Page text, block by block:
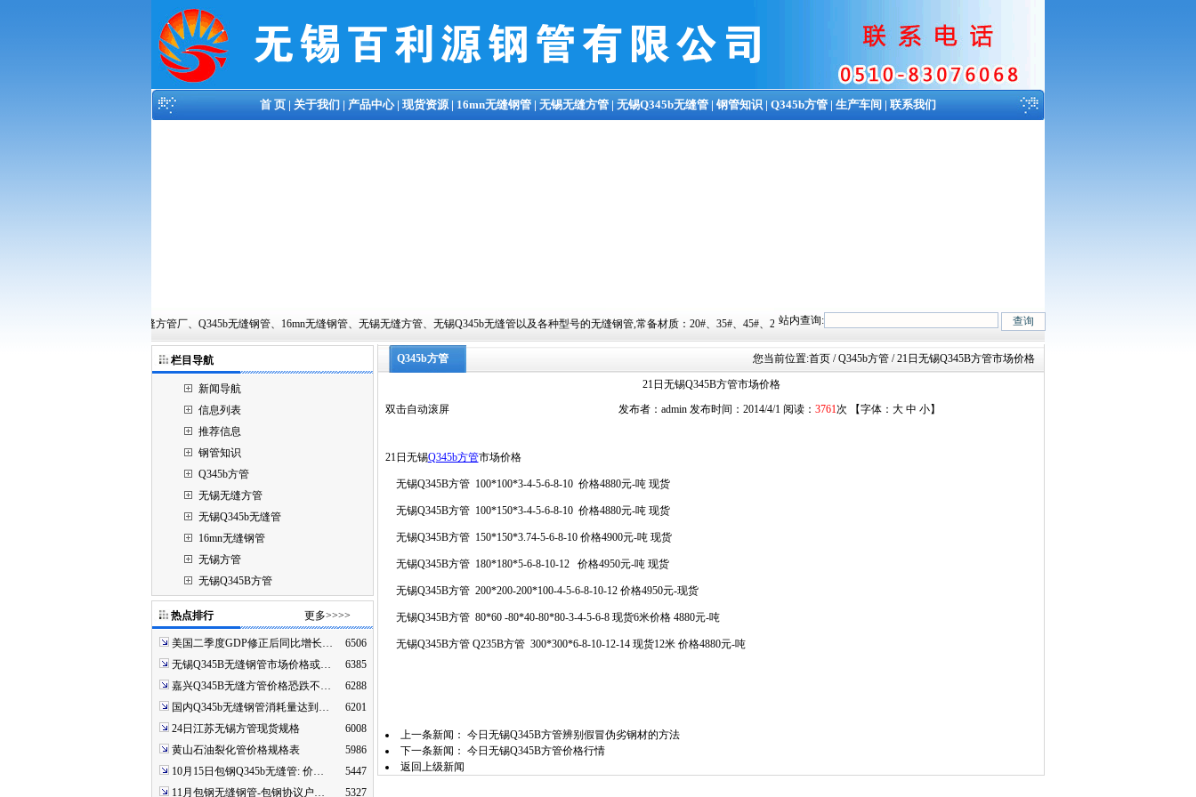
首 页 | 关于我们 | 产品中心| 现货资源| 16mn无缝钢管 | 无锡无缝方管 | 无锡Q345b无缝管 | 钢管知识 | Q345b方管 | 生产车间 | 联系我们
的到来!本站主营有:无锡无缝方管厂、Q345b无缝钢管、16mn无缝钢管、无锡无缝方管、无锡Q345b无缝管以及各种型号的无缝钢管,常备材质：20#、35#、45#、20G、40Cr、20Cr、16Mn-45Mn、27SiMn、Cr5Mo、12CrMo(T12)、12Cr1MoV、
站内查询:
栏目导航
新闻导航
信息列表
推荐信息
钢管知识
Q345b方管
无锡无缝方管
无锡Q345b无缝管
16mn无缝钢管
无锡方管
无锡Q345B方管
热点排行 更多>>>>
美国二季度GDP修正后同比增长…
6506
无锡Q345B无缝钢管市场价格或…
6385
嘉兴Q345B无缝方管价格恐跌不…
6288
国内Q345b无缝钢管消耗量达到…
6201
24日江苏无锡方管现货规格
6008
黄山石油裂化管价格规格表
5986
10月15日包钢Q345b无缝管: 价…
5447
11月包钢无缝钢管-包钢协议户…
5327
Q345b方管 您当前位置:首页 / Q345b方管 / 21日无锡Q345B方管市场价格
21日无锡Q345B方管市场价格
双击自动滚屏
发布者：admin 发布时间：2014/4/1 阅读： 3761次 【字体： 大 中 小】
21日无锡Q345b方管市场价格
无锡Q345B方管 100*100*3-4-5-6-8-10 价格4880元-吨 现货
无锡Q345B方管 100*150*3-4-5-6-8-10 价格4880元-吨 现货
无锡Q345B方管 150*150*3.74-5-6-8-10 价格4900元-吨 现货
无锡Q345B方管 180*180*5-6-8-10-12 价格4950元-吨 现货
无锡Q345B方管 200*200-200*100-4-5-6-8-10-12 价格4950元-现货
无锡Q345B方管 80*60 -80*40-80*80-3-4-5-6-8 现货6米价格 4880元-吨
无锡Q345B方管 Q235B方管 300*300*6-8-10-12-14 现货12米 价格4880元-吨
上一条新闻： 今日无锡Q345B方管辨别假冒伪劣钢材的方法
下一条新闻： 今日无锡Q345B方管价格行情
返回上级新闻